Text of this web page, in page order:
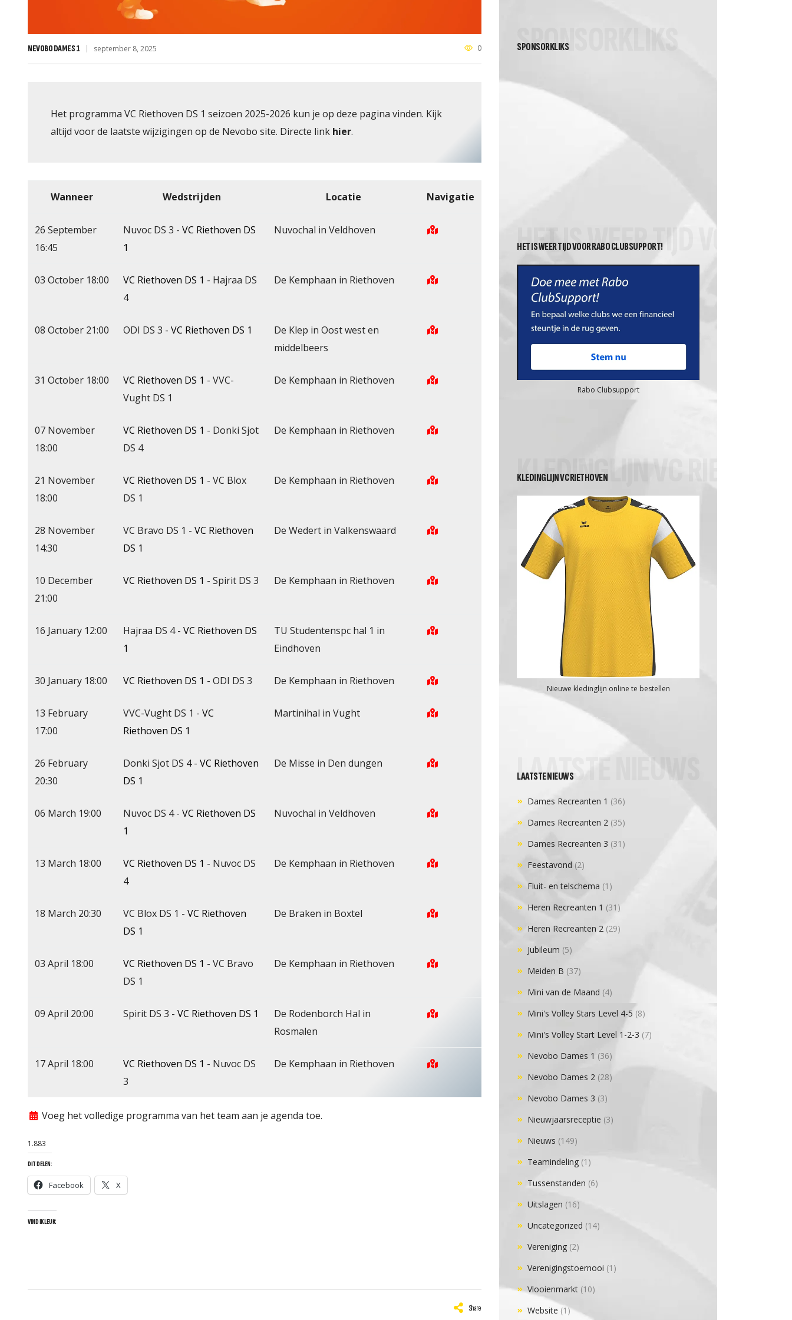
NEVOBO DAMES 1 september 8, 2025 0
Het programma VC Riethoven DS 1 seizoen 2025-2026 kun je op deze pagina vinden. Kijk
altijd voor de laatste wijzigingen op de Nevobo site. Directe link hier.
Wanneer Wedstrijden Locatie Navigatie
26 September
16:45
Nuvoc DS 3 - VC Riethoven DS
1
Nuvochal in Veldhoven
03 October 18:00 VC Riethoven DS 1 - Hajraa DS
4
De Kemphaan in Riethoven
08 October 21:00 ODI DS 3 - VC Riethoven DS 1
De Klep in Oost west en
middelbeers
31 October 18:00 VC Riethoven DS 1 - VVC-
Vught DS 1
De Kemphaan in Riethoven
07 November
18:00
VC Riethoven DS 1 - Donki Sjot
DS 4
De Kemphaan in Riethoven
21 November
18:00
VC Riethoven DS 1 - VC Blox
DS 1
De Kemphaan in Riethoven
28 November
14:30
VC Bravo DS 1 - VC Riethoven
DS 1
De Wedert in Valkenswaard
10 December
21:00
VC Riethoven DS 1 - Spirit DS 3 De Kemphaan in Riethoven
16 January 12:00 Hajraa DS 4 - VC Riethoven DS
1
TU Studentenspc hal 1 in
Eindhoven
30 January 18:00 VC Riethoven DS 1 - ODI DS 3 De Kemphaan in Riethoven
13 February
17:00
VVC-Vught DS 1 - VC
Riethoven DS 1
Martinihal in Vught
26 February
20:30
Donki Sjot DS 4 - VC Riethoven
DS 1
De Misse in Den dungen
06 March 19:00 Nuvoc DS 4 - VC Riethoven DS
1
Nuvochal in Veldhoven
13 March 18:00 VC Riethoven DS 1 - Nuvoc DS
4
De Kemphaan in Riethoven
18 March 20:30 VC Blox DS 1 - VC Riethoven
DS 1
De Braken in Boxtel
03 April 18:00 VC Riethoven DS 1 - VC Bravo
DS 1
De Kemphaan in Riethoven
09 April 20:00 Spirit DS 3 - VC Riethoven DS 1
De Rodenborch Hal in
Rosmalen
17 April 18:00 VC Riethoven DS 1 - Nuvoc DS
3
De Kemphaan in Riethoven
Voeg het volledige programma van het team aan je agenda toe.
1.883
DIT DELEN:
Facebook X
VIND IK LEUK:
Share
SPONSORKLIKS
SPONSORKLIKS
HET IS WEER TIJD VOOR RABO CLUBSUPPORT!
HET IS WEER TIJD VOOR
Rabo Clubsupport
KLEDINGLIJN VC RIETHOVEN
KLEDINGLIJN VC
Nieuwe kledinglijn online te bestellen
LAATSTE NIEUWS
LAATSTE NIEUWS
Dames Recreanten 1 (36)
Dames Recreanten 2 (35)
Dames Recreanten 3 (31)
Feestavond (2)
Fluit- en telschema (1)
Heren Recreanten 1 (31)
Heren Recreanten 2 (29)
Jubileum (5)
Meiden B (37)
Mini van de Maand (4)
Mini's Volley Stars Level 4-5 (8)
Mini's Volley Start Level 1-2-3 (7)
Nevobo Dames 1 (36)
Nevobo Dames 2 (28)
Nevobo Dames 3 (3)
Nieuwjaarsreceptie (3)
Nieuws (149)
Teamindeling (1)
Tussenstanden (6)
Uitslagen (16)
Uncategorized (14)
Vereniging (2)
Verenigingstoernooi (1)
Vlooienmarkt (10)
Website (1)